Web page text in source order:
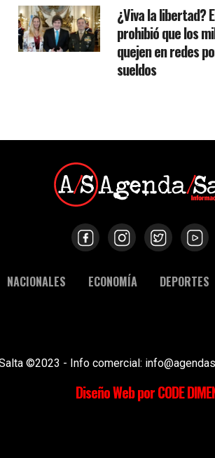
¿Viva la libertad?
prohibió que los
quejen en redes
sueldos
NACIONALES ECONOMÍA DEPORTES
©2023 - Info comercial:
Diseño Web por CODE